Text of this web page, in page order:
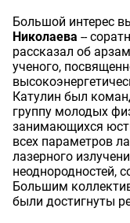
Большой интерес
Николаева --
рассказал об
ученого,
Катулин был
группу молодых
занимающихся
всех параметров
лазерного
неоднородностей,
Большим
были достигнуты